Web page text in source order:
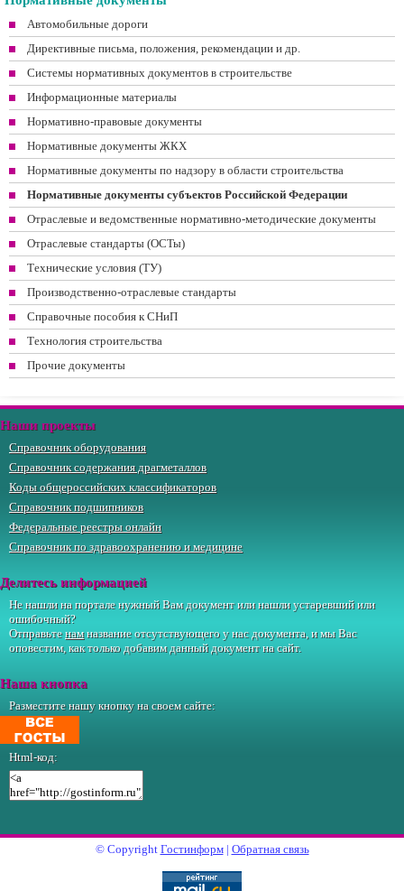
Автомобильные дороги
Директивные письма, положения, рекомендации и др.
Системы нормативных документов в строительстве
Информационные материалы
Нормативно-правовые документы
Нормативные документы ЖКХ
Нормативные документы по надзору в области строительства
Нормативные документы субъектов Российской Федерации
Отраслевые и ведомственные нормативно-методические документы
Отраслевые стандарты (ОСТы)
Технические условия (ТУ)
Производственно-отраслевые стандарты
Справочные пособия к СНиП
Технология строительства
Прочие документы
Наши проекты
Справочник оборудования
Справочник содержания драгметаллов
Коды общероссийских классификаторов
Справочник подшипников
Федеральные реестры онлайн
Справочник по здравоохранению и медицине
Делитесь информацией
Не нашли на портале нужный Вам документ или нашли устаревший или
ошибочный?
Отправьтенамназвание отсутствующего у нас документа, и мы Вас
оповестим, как только добавим данный документ на сайт.
Наша кнопка
Разместите нашу кнопку на своем сайте:
Html-код:
© Copyright Гостинформ| Обратная связь